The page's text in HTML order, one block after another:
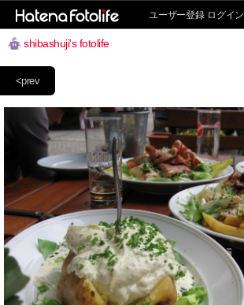
ユーザー登録 ログイン
shibashuji's fotolife
<prev